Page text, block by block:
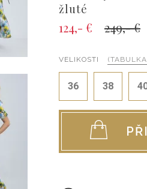
žluté
124,- € 249,- €
VELIKOSTI
36 38